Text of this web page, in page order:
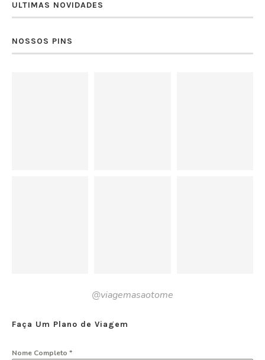
ULTIMAS NOVIDADES
NOSSOS PINS
@viagemasaotome
Faça Um Plano de Viagem
Nome Completo *